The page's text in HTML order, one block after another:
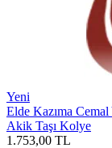
Yeni
Elde Kazıma
Akik Taşı Kolye
1.753,00 TL